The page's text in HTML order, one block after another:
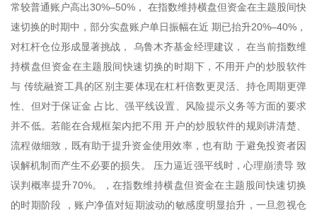
常较普通账户高出30%–50%， 在指数维持横盘但资金在主题股间快
速切换的时期中，部分实盘账户单日振幅在近 期已抬升20%–40%，
对杠杆仓位形成显著挑战， 乌鲁木齐基金经理建议， 在当前指数维
持横盘但资金在主题股间快速切换的时期下，不用开户的炒股软件
与 传统融资工具的区别主要体现在杠杆倍数更灵活、持仓周期更弹
性、但对于保证金 占比、强平线设置、风险提示义务等方面的要求
并不低。若能在合规框架内把不用 开户的炒股软件的规则讲清楚、
流程做细致，既有助于提升资金使用效率，也有助 于避免投资者因
误解机制而产生不必要的损失。 压力逼近强平线时，心理崩溃导 致
误判概率提升70%。，在指数维持横盘但资金在主题股间快速切换
的时期阶段 ，账户净值对短期波动的敏感度明显抬升，一旦忽视仓